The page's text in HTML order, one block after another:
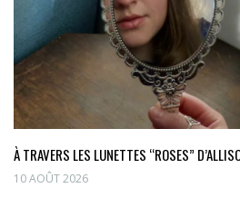
À TRAVERS LES LUNETTES “ROSES”
10 AOÛT 2026